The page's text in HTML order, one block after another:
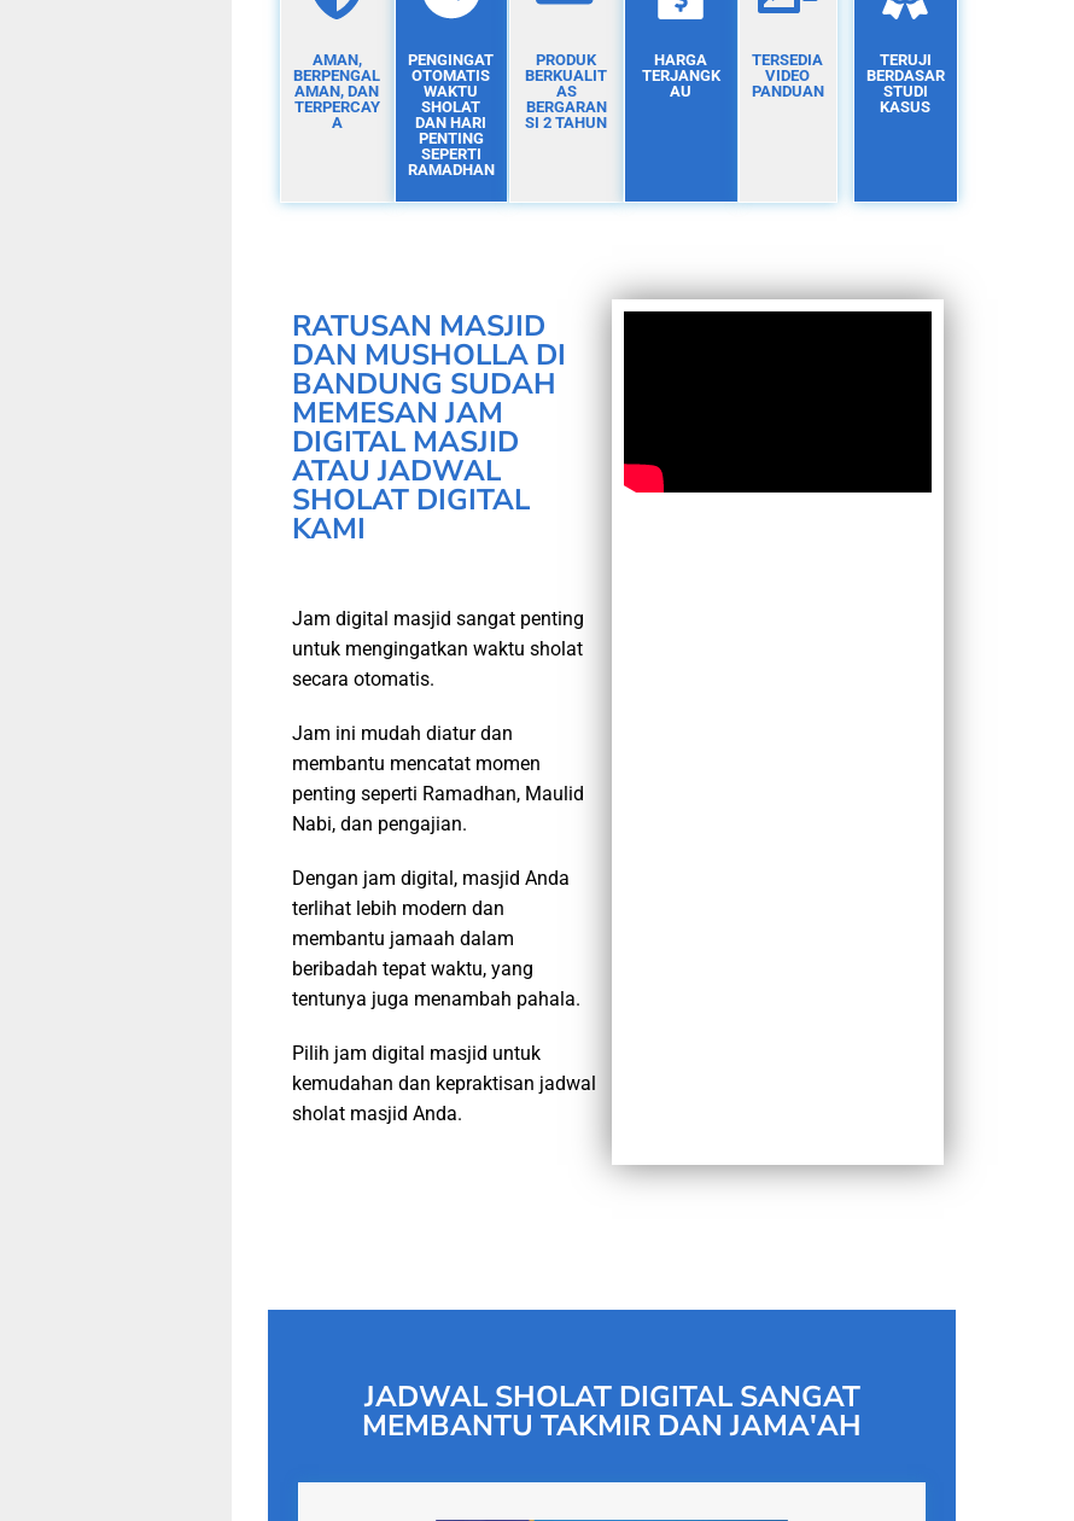
AMAN,
BERPENGAL
AMAN, DAN
TERPERCAY
A
PENGINGAT
OTOMATIS
WAKTU
SHOLAT
DAN HARI
PENTING
SEPERTI
RAMADHAN
PRODUK
BERKUALIT
AS
BERGARAN
SI 2 TAHUN
HARGA
TERJANGK
AU
TERSEDIA
VIDEO
PANDUAN
TERUJI
BERDASAR
STUDI
KASUS
RATUSAN MASJID
DAN MUSHOLLA DI
BANDUNG SUDAH
MEMESAN JAM
DIGITAL MASJID
ATAU JADWAL
SHOLAT DIGITAL
KAMI
Jam digital masjid sangat penting
untuk mengingatkan waktu sholat
secara otomatis.
Jam ini mudah diatur dan
membantu mencatat momen
penting seperti Ramadhan, Maulid
Nabi, dan pengajian.
Dengan jam digital, masjid Anda
terlihat lebih modern dan
membantu jamaah dalam
beribadah tepat waktu, yang
tentunya juga menambah pahala.
Pilih jam digital masjid untuk
kemudahan dan kepraktisan jadwal
sholat masjid Anda.
JADWAL SHOLAT DIGITAL SANGAT
MEMBANTU TAKMIR DAN JAMA'AH